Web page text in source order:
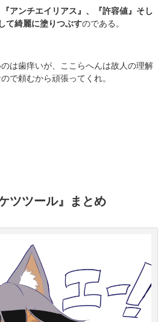
アンチエイリアス』、『許容値』そし
て綺麗に塗りつぶすのである。
は歯痒いが、ここらへんは故人の理解
で頼むから頑張ってくれ。
ツツール』まとめ